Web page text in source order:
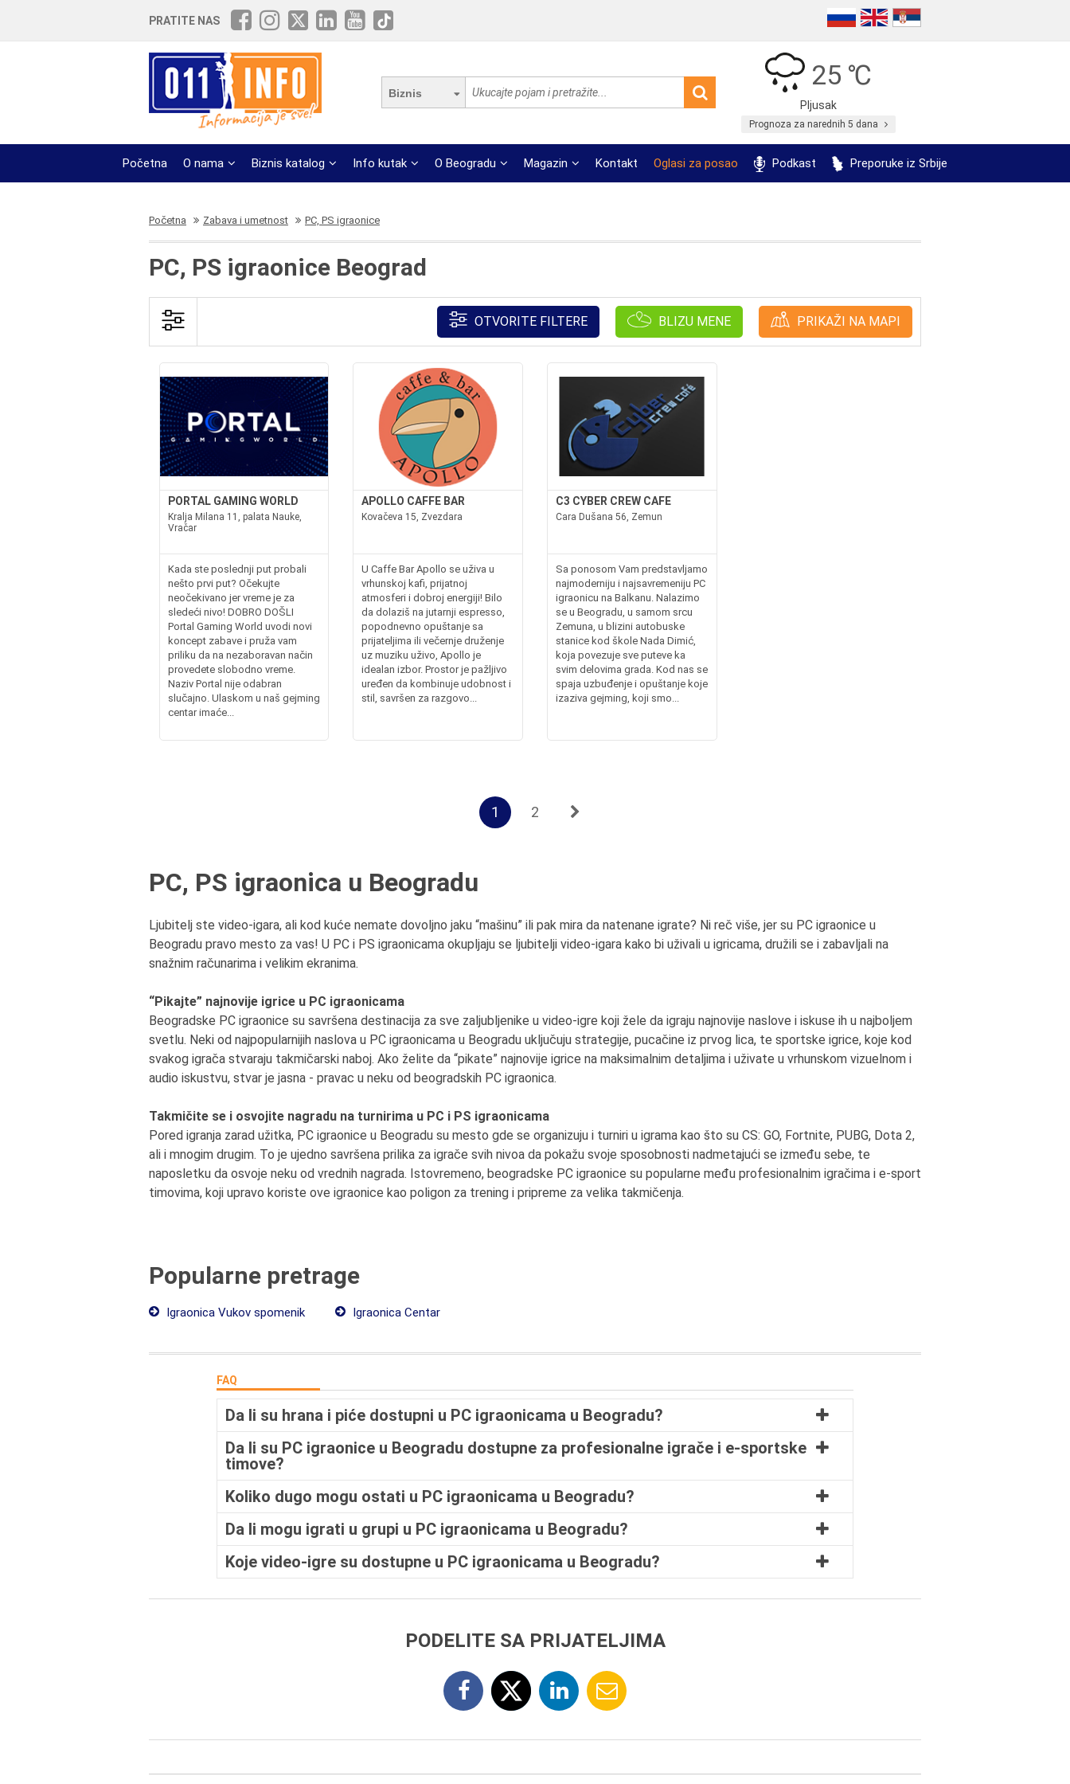
PRATITE NAS
Biznis
25 ℃
Pljusak
Prognoza za narednih 5 dana
Početna O nama Biznis katalog Info kutak O Beogradu Magazin Kontakt Oglasi za posao Podkast Preporuke iz Srbije
Početna Zabava i umetnost PC, PS igraonice
PC, PS igraonice Beograd
OTVORITE FILTERE BLIZU MENE PRIKAŽI NA MAPI
PORTAL GAMING WORLD
Kralja Milana 11, palata Nauke,
Vračar
Kada ste poslednji put probali
nešto prvi put? Očekujte
neočekivano jer vreme je za
sledeći nivo! DOBRO DOŠLI
Portal Gaming World uvodi novi
koncept zabave i pruža vam
priliku da na nezaboravan način
provedete slobodno vreme.
Naziv Portal nije odabran
slučajno. Ulaskom u naš gejming
centar imaće...
APOLLO CAFFE BAR
Kovačeva 15, Zvezdara
U Caffe Bar Apollo se uživa u
vrhunskoj kafi, prijatnoj
atmosferi i dobroj energiji! Bilo
da dolaziš na jutarnji espresso,
popodnevno opuštanje sa
prijateljima ili večernje druženje
uz muziku uživo, Apollo je
idealan izbor. Prostor je pažljivo
uređen da kombinuje udobnost i
stil, savršen za razgovo...
C3 CYBER CREW CAFE
Cara Dušana 56, Zemun
Sa ponosom Vam predstavljamo
najmoderniju i najsavremeniju PC
igraonicu na Balkanu. Nalazimo
se u Beogradu, u samom srcu
Zemuna, u blizini autobuske
stanice kod škole Nada Dimić,
koja povezuje sve puteve ka
svim delovima grada. Kod nas se
spaja uzbuđenje i opuštanje koje
izaziva gejming, koji smo...
1 2
PC, PS igraonica u Beogradu
Ljubitelj ste video-igara, ali kod kuće nemate dovoljno jaku “mašinu” ili pak mira da natenane igrate? Ni reč više, jer su PC igraonice u
Beogradu pravo mesto za vas! U PC i PS igraonicama okupljaju se ljubitelji video-igara kako bi uživali u igricama, družili se i zabavljali na
snažnim računarima i velikim ekranima.
“Pikajte” najnovije igrice u PC igraonicama
Beogradske PC igraonice su savršena destinacija za sve zaljubljenike u video-igre koji žele da igraju najnovije naslove i iskuse ih u najboljem
svetlu. Neki od najpopularnijih naslova u PC igraonicama u Beogradu uključuju strategije, pucačine iz prvog lica, te sportske igrice, koje kod
svakog igrača stvaraju takmičarski naboj. Ako želite da “pikate” najnovije igrice na maksimalnim detaljima i uživate u vrhunskom vizuelnom i
audio iskustvu, stvar je jasna - pravac u neku od beogradskih PC igraonica.
Takmičite se i osvojite nagradu na turnirima u PC i PS igraonicama
Pored igranja zarad užitka, PC igraonice u Beogradu su mesto gde se organizuju i turniri u igrama kao što su CS: GO, Fortnite, PUBG, Dota 2,
ali i mnogim drugim. To je ujedno savršena prilika za igrače svih nivoa da pokažu svoje sposobnosti nadmetajući se između sebe, te
naposletku da osvoje neku od vrednih nagrada. Istovremeno, beogradske PC igraonice su popularne među profesionalnim igračima i e-sport
timovima, koji upravo koriste ove igraonice kao poligon za trening i pripreme za velika takmičenja.
Popularne pretrage
Igraonica Vukov spomenik Igraonica Centar
FAQ
Da li su hrana i piće dostupni u PC igraonicama u Beogradu?
Da li su PC igraonice u Beogradu dostupne za profesionalne igrače i e-sportske
timove?
Koliko dugo mogu ostati u PC igraonicama u Beogradu?
Da li mogu igrati u grupi u PC igraonicama u Beogradu?
Koje video-igre su dostupne u PC igraonicama u Beogradu?
PODELITE SA PRIJATELJIMA